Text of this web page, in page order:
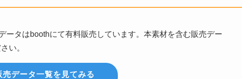
ータはboothにて有料販売しています。本素材を含む販売デー
い。
売データ一覧を見てみる